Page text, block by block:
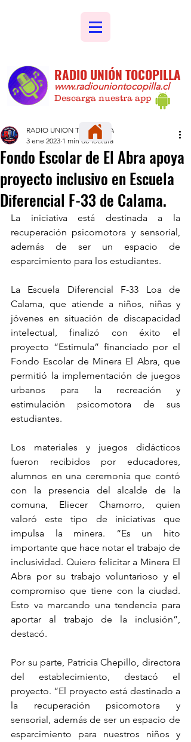
RADIO UNIÓN TOCOPILLA
www.radiouniontocopilla.cl
Descarga nuestra app
Fondo Escolar de El Abra apoya
proyecto inclusivo en Escuela
Diferencial F-33 de Calama.
RADIO UNION TOCOPILLA
3 ene 2023 1 min de lectura
La iniciativa está destinada a la
recuperación psicomotora y sensorial,
además de ser un espacio de
esparcimiento para los estudiantes.
La Escuela Diferencial F-33 Loa de
Calama, que atiende a niños, niñas y
jóvenes en situación de discapacidad
intelectual, finalizó con éxito el
proyecto “Estimula” financiado por el
Fondo Escolar de Minera El Abra, que
permitió la implementación de juegos
urbanos para la recreación y
estimulación psicomotora de sus
estudiantes.
Los materiales y juegos didácticos
fueron recibidos por educadores,
alumnos en una ceremonia que contó
con la presencia del alcalde de la
comuna, Eliecer Chamorro, quien
valoró este tipo de iniciativas que
impulsa la minera. “Es un hito
importante que hace notar el trabajo de
inclusividad. Quiero felicitar a Minera El
Abra por su trabajo voluntarioso y el
compromiso que tiene con la ciudad.
Esto va marcando una tendencia para
aportar al trabajo de la inclusión”,
destacó.
Por su parte, Patricia Chepillo, directora
del establecimiento, destacó el
proyecto. “El proyecto está destinado a
la recuperación psicomotora y
sensorial, además de ser un espacio de
esparcimiento para nuestros niños y